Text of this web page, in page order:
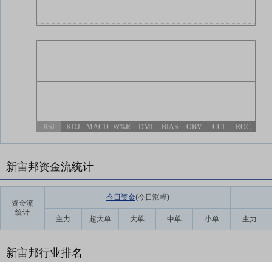
RSI KDJ MACD W%R DMI BIAS OBV CCI ROC
新宙邦资金流统计
资金流
统计
今日资金(今日涨幅)
主力 超大单 大单 中单 小单 主力
新宙邦行业排名